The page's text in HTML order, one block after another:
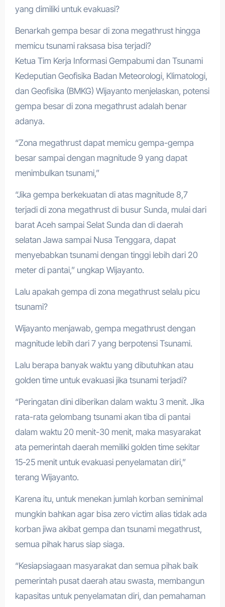
yang dimiliki untuk evakuasi?
Benarkah gempa besar di zona megathrust hingga
memicu tsunami raksasa bisa terjadi?
Ketua Tim Kerja Informasi Gempabumi dan Tsunami
Kedeputian Geofisika Badan Meteorologi, Klimatologi,
dan Geofisika (BMKG) Wijayanto menjelaskan, potensi
gempa besar di zona megathrust adalah benar
adanya.
“Zona megathrust dapat memicu gempa-gempa
besar sampai dengan magnitude 9 yang dapat
menimbulkan tsunami,”
“Jika gempa berkekuatan di atas magnitude 8,7
terjadi di zona megathrust di busur Sunda, mulai dari
barat Aceh sampai Selat Sunda dan di daerah
selatan Jawa sampai Nusa Tenggara, dapat
menyebabkan tsunami dengan tinggi lebih dari 20
meter di pantai,” ungkap Wijayanto.
Lalu apakah gempa di zona megathrust selalu picu
tsunami?
Wijayanto menjawab, gempa megathrust dengan
magnitude lebih dari 7 yang berpotensi Tsunami.
Lalu berapa banyak waktu yang dibutuhkan atau
golden time untuk evakuasi jika tsunami terjadi?
“Peringatan dini diberikan dalam waktu 3 menit. Jika
rata-rata gelombang tsunami akan tiba di pantai
dalam waktu 20 menit-30 menit, maka masyarakat
ata pemerintah daerah memiliki golden time sekitar
15-25 menit untuk evakuasi penyelamatan diri,”
terang Wijayanto.
Karena itu, untuk menekan jumlah korban seminimal
mungkin bahkan agar bisa zero victim alias tidak ada
korban jiwa akibat gempa dan tsunami megathrust,
semua pihak harus siap siaga.
“Kesiapsiagaan masyarakat dan semua pihak baik
pemerintah pusat daerah atau swasta, membangun
kapasitas untuk penyelamatan diri, dan pemahaman